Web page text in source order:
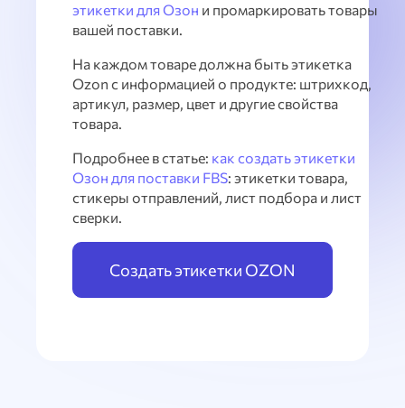
этикетки для Озон и промаркировать товары
вашей поставки.
На каждом товаре должна быть этикетка
Ozon с информацией о продукте: штрихкод,
артикул, размер, цвет и другие свойства
товара.
Подробнее в статье: как создать этикетки
Озон для поставки FBS: этикетки товара,
стикеры отправлений, лист подбора и лист
сверки.
Создать этикетки OZON